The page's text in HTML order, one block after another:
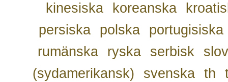
kinesiska
koreanska
persiska
polska
portugisiska
rumänska
ryska serbisk
(sydamerikansk)
svenska th